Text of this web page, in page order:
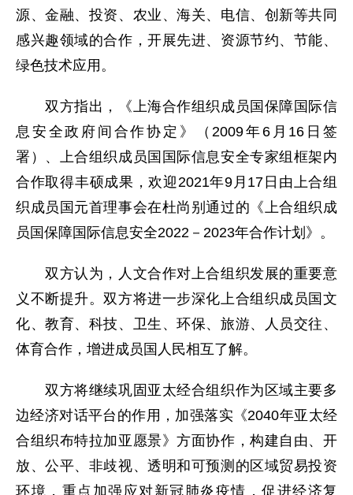
源、金融、投资、农业、海关、电信、创新等共同
感兴趣领域的合作，开展先进、资源节约、节能、
绿色技术应用。
双方指出，《上海合作组织成员国保障国际信
息安全政府间合作协定》（2009年6月16日签
署）、上合组织成员国国际信息安全专家组框架内
合作取得丰硕成果，欢迎2021年9月17日由上合组
织成员国元首理事会在杜尚别通过的《上合组织成
员国保障国际信息安全2022－2023年合作计划》。
双方认为，人文合作对上合组织发展的重要意
义不断提升。双方将进一步深化上合组织成员国文
化、教育、科技、卫生、环保、旅游、人员交往、
体育合作，增进成员国人民相互了解。
双方将继续巩固亚太经合组织作为区域主要多
边经济对话平台的作用，加强落实《2040年亚太经
合组织布特拉加亚愿景》方面协作，构建自由、开
放、公平、非歧视、透明和可预测的区域贸易投资
环境，重点加强应对新冠肺炎疫情，促进经济复